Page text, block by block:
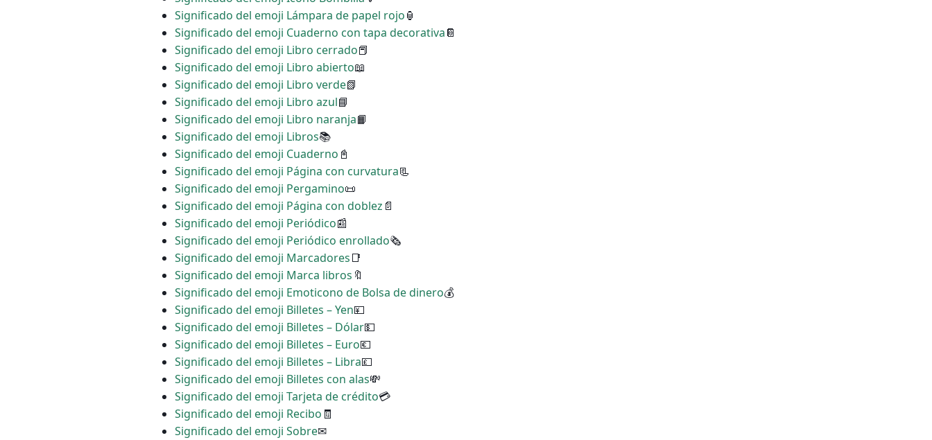
Significado del emoji Lámpara de papel rojo🏮
Significado del emoji Cuaderno con tapa decorativa📔
Significado del emoji Libro cerrado📕
Significado del emoji Libro abierto📖
Significado del emoji Libro verde📗
Significado del emoji Libro azul📘
Significado del emoji Libro naranja📙
Significado del emoji Libros📚
Significado del emoji Cuaderno 📓
Significado del emoji Página con curvatura📃
Significado del emoji Pergamino📜
Significado del emoji Página con doblez 📄
Significado del emoji Periódico📰
Significado del emoji Periódico enrollado🗞
Significado del emoji Marcadores📑
Significado del emoji Marca libros 🔖
Significado del emoji Emoticono de Bolsa de dinero💰
Significado del emoji Billetes – Yen💴
Significado del emoji Billetes – Dólar💵
Significado del emoji Billetes – Euro💶
Significado del emoji Billetes – Libra💷
Significado del emoji Billetes con alas💸
Significado del emoji Tarjeta de crédito💳
Significado del emoji Recibo 🧾
Significado del emoji Sobre✉